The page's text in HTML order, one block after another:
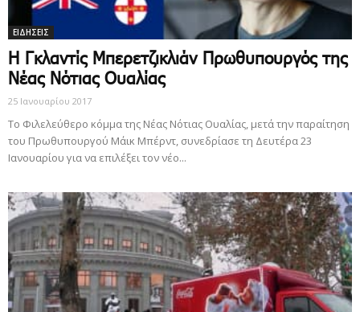
ΕΙΔΗΣΕΙΣ
Η Γκλαντίς Μπερετζικλιάν Πρωθυπουργός της
Νέας Νότιας Ουαλίας
25 Ιανουαρίου 2017
Το Φιλελεύθερο κόμμα της Νέας Νότιας Ουαλίας, μετά την παραίτηση
του Πρωθυπουργού Μάικ Μπέρντ, συνεδρίασε τη Δευτέρα 23
Ιανουαρίου για να επιλέξει τον νέο...